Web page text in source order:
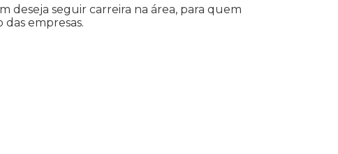
deseja seguir carreira na área, para quem
empresas.